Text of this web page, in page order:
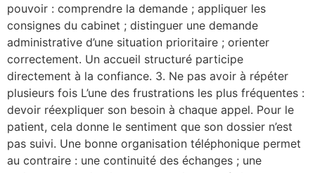
pouvoir : comprendre la demande ; appliquer les
consignes du cabinet ; distinguer une demande
administrative d’une situation prioritaire ; orienter
correctement. Un accueil structuré participe
directement à la confiance. 3. Ne pas avoir à répéter
plusieurs fois L’une des frustrations les plus fréquentes :
devoir réexpliquer son besoin à chaque appel. Pour le
patient, cela donne le sentiment que son dossier n’est
pas suivi. Une bonne organisation téléphonique permet
au contraire : une continuité des échanges ; une